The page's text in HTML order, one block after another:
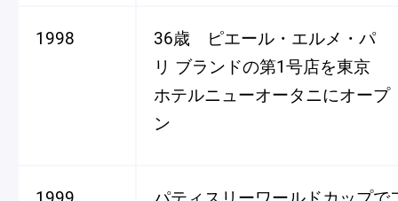
1998
36歳 ピエール・エルメ・パ
リ ブランドの第1号店を東京
ホテルニューオータニにオープ
ン